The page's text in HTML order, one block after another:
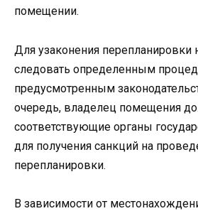
помещении.
Для узаконения перепланировки
следовать определенным
предусмотренным
очередь, владелец помещения
соответствующие органы
для получения санкций на
перепланировки.
В зависимости от